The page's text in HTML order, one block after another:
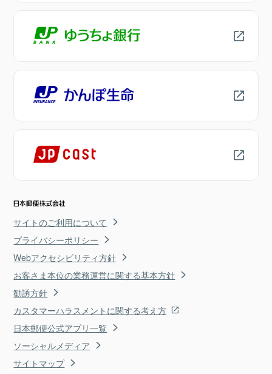
サイトのご利用について
プライバシーポリシー
Webアクセシビリティ方針
お客さま本位の業務運営に関する基本方針
勧誘方針
カスタマーハラスメントに関する考え方
日本郵便公式アプリ一覧
ソーシャルメディア
サイトマップ